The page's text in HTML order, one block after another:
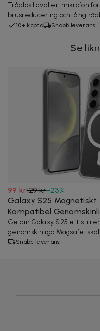
Trådlös Lavalier-mikrofon
brusreducering och lång
10+ köpta Snabb leverans
Se
99 kr129 kr-23%
Galaxy S25 Magnetiskt
Kompatibel
Ge din Galaxy S25 ett
genomskinliga Magsafe-
Snabb leverans